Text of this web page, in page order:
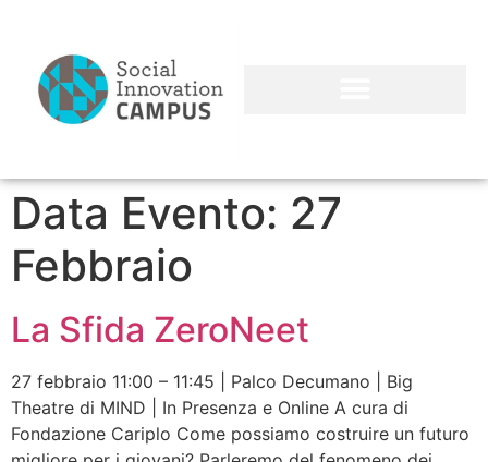
Data Evento: 27
Febbraio
La Sfida ZeroNeet
27 febbraio 11:00 – 11:45 | Palco Decumano | Big
Theatre di MIND | In Presenza e Online A cura di
Fondazione Cariplo Come possiamo costruire un futuro